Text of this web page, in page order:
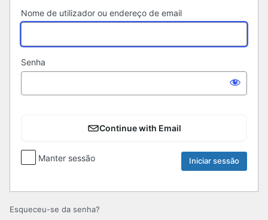
Nome de utilizador ou endereço de email
Senha
Continue with Email
Manter sessão
Esqueceu-se da senha?